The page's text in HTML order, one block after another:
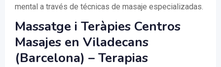
mental a través de técnicas de masaje especializadas.
Massatge i Teràpies Centros
Masajes en Viladecans
(Barcelona) – Terapias